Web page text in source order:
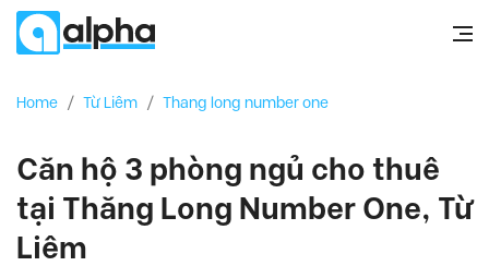
Home / Từ Liêm / Thang long number one
Căn hộ 3 phòng ngủ cho thuê
tại Thăng Long Number One, Từ
Liêm